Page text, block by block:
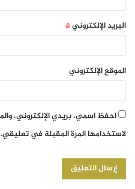
البريد الإلكتروني*
الموقع الإلكتروني
احفظ اسمي، بريدي الإلكتروني،
لاستخدامها المرة المقبلة في تعليقي.